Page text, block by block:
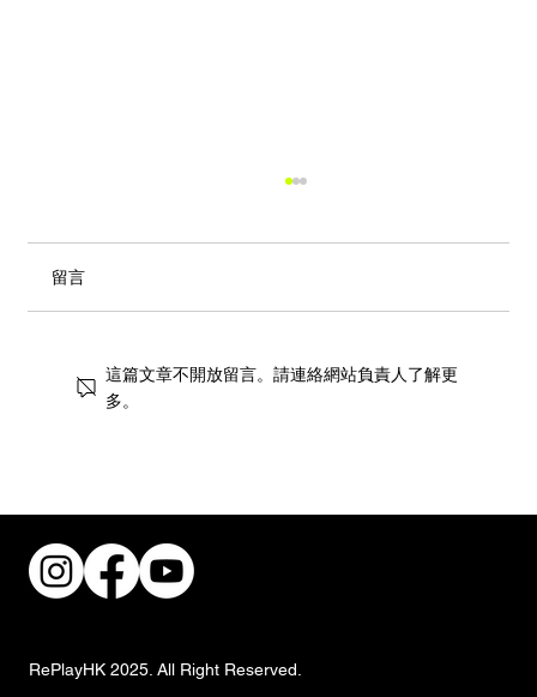
留言
這篇文章不開放留言。請連絡網站負責人了解更
多。
RePlayHK 2025. All Right Reserved.